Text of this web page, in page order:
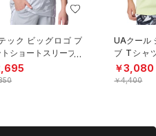
ック ビッグロゴ プ
トショートスリーブT
ツ（トレーニング/B
）
UAクール
ブ Tシャ
グ/BOYS
￥3,080
￥4,400